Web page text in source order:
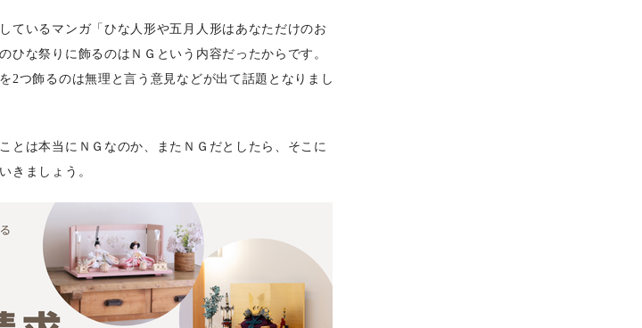
ているマンガ「ひな人形や五月人形はあなただけのお
ひな祭りに飾るのはＮＧという内容だったからです。
2つ飾るのは無理と言う意見などが出て話題となりまし
とは本当にＮＧなのか、またＮＧだとしたら、そこに
きましょう。